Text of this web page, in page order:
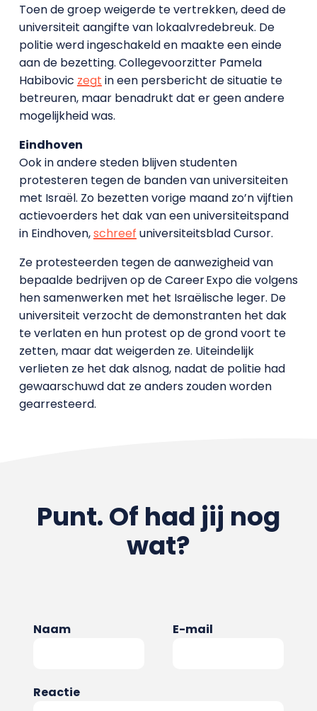
Toen de groep weigerde te vertrekken, deed de
universiteit aangifte van lokaalvredebreuk. De
politie werd ingeschakeld en maakte een einde
aan de bezetting. Collegevoorzitter Pamela
Habibovic zegt in een persbericht de situatie te
betreuren, maar benadrukt dat er geen andere
mogelijkheid was.
Eindhoven
Ook in andere steden blijven studenten
protesteren tegen de banden van universiteiten
met Israël. Zo bezetten vorige maand zo’n vijftien
actievoerders het dak van een universiteitspand
in Eindhoven,schreef universiteitsblad Cursor.
Ze protesteerden tegen de aanwezigheid van
bepaalde bedrijven op de Career Expo die volgens
hen samenwerken met het Israëlische leger. De
universiteit verzocht de demonstranten het dak
te verlaten en hun protest op de grond voort te
zetten, maar dat weigerden ze. Uiteindelijk
verlieten ze het dak alsnog, nadat de politie had
gewaarschuwd dat ze anders zouden worden
gearresteerd.
Punt. Of had jij nog
wat?
Naam E-mail
Reactie